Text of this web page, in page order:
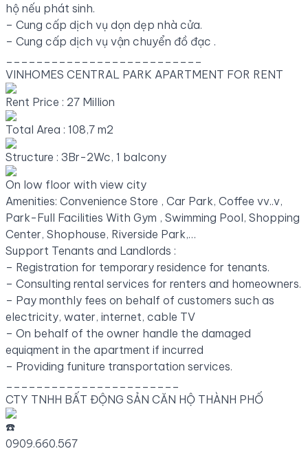
hộ nếu phát sinh.
– Cung cấp dịch vụ dọn dẹp nhà cửa.
– Cung cấp dịch vụ vận chuyển đồ đạc .
VINHOMES CENTRAL PARK APARTMENT FOR RENT
Rent Price : 27 Million
Total Area : 108,7 m2
Structure : 3Br-2Wc, 1 balcony
On low floor with view city
Amenities: Convenience Store , Car Park, Coffee vv..v,
Park-Full Facilities With Gym , Swimming Pool, Shopping
Center, Shophouse, Riverside Park,…
Support Tenants and Landlords :
– Registration for temporary residence for tenants.
– Consulting rental services for renters and homeowners.
– Pay monthly fees on behalf of customers such as
electricity, water, internet, cable TV
– On behalf of the owner handle the damaged
equiqment in the apartment if incurred
– Providing funiture transportation services.
CTY TNHH BẤT ĐỘNG SẢN CĂN HỘ THÀNH PHỐ
0909.660.567